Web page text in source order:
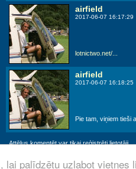
palīdzētu uzlabot
airfield
2017-06-07 16:17:29
lotnictwo.net/...
airfield
2017-06-07 16:18:25
Pie tam, viņiem tieši
Attēlus komentēt var tikai reģistrēti lietotāji.